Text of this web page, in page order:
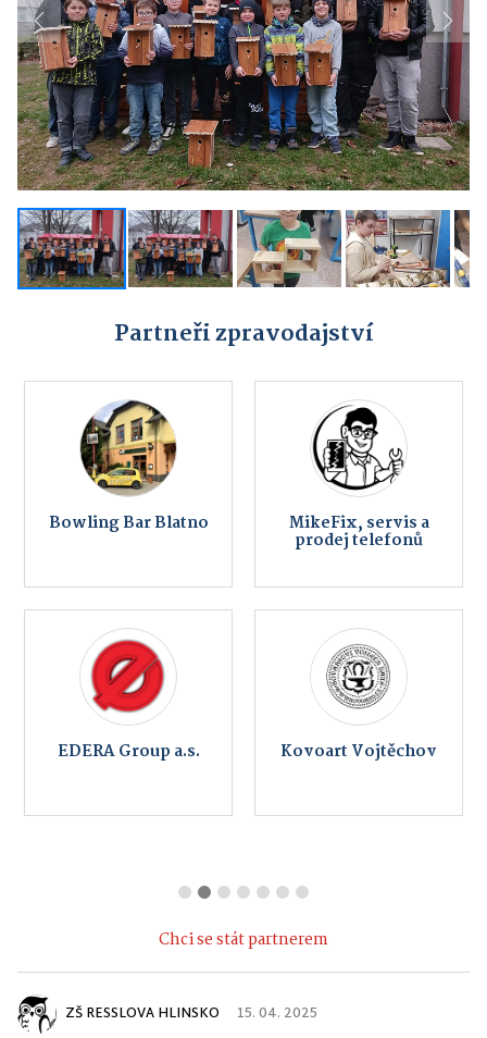
Previous Next
Partneři zpravodajství
Bowling Bar Blatno MikeFix, servis a
prodej telefonů
EDERA Group a.s. Kovoart Vojtěchov
Chci se stát partnerem
ZŠ RESSLOVA HLINSKO 15. 04. 2025